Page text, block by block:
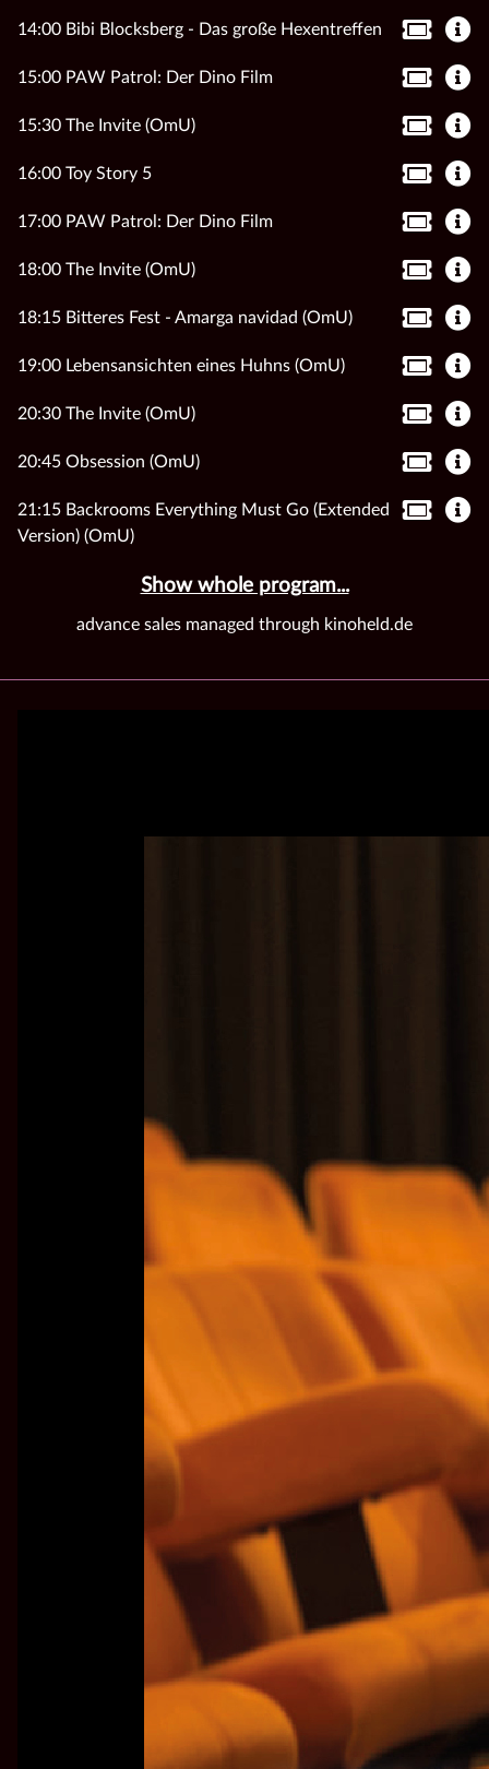
14:00 Bibi Blocksberg - Das große Hexentreffen
15:00 PAW Patrol: Der Dino Film
15:30 The Invite (OmU)
16:00 Toy Story 5
17:00 PAW Patrol: Der Dino Film
18:00 The Invite (OmU)
18:15 Bitteres Fest - Amarga navidad (OmU)
19:00 Lebensansichten eines Huhns (OmU)
20:30 The Invite (OmU)
20:45 Obsession (OmU)
21:15 Backrooms Everything Must Go (Extended
Version) (OmU)
Show whole program...
advance sales managed through kinoheld.de